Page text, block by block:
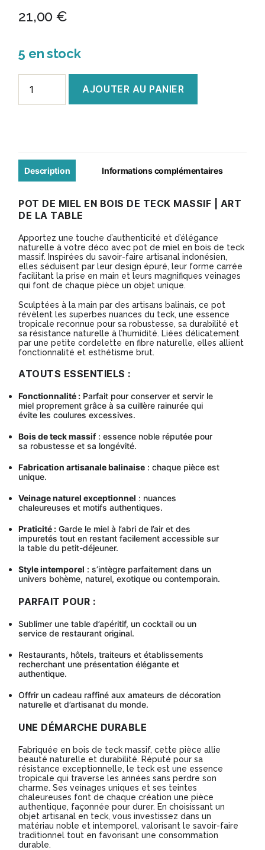
21,00 €
5 en stock
en
de
massif
-
Modèle
AJOUTER AU PANIER
Description Informations complémentaires
POT DE MIEL EN BOIS DE TECK MASSIF | ART
DE LA TABLE
Apportez une touche d’authenticité et d’élégance
naturelle à votre déco avec pot de miel en bois de teck
massif. Inspirées du savoir-faire artisanal indonésien,
elles séduisent par leur design épuré, leur forme carrée
facilitant la prise en main et leurs magnifiques veinages
qui font de chaque pièce un objet unique.
Sculptées à la main par des artisans balinais, ce pot
révèlent les superbes nuances du teck, une essence
tropicale reconnue pour sa robustesse, sa durabilité et
sa résistance naturelle à l’humidité. Liées délicatement
par une petite cordelette en fibre naturelle, elles allient
fonctionnalité et esthétisme brut.
ATOUTS ESSENTIELS :
Fonctionnalité : Parfait pour conserver et servir le
miel proprement grâce à sa cuillère rainurée qui
évite les coulures excessives.
Bois de teck massif: essence noble réputée pour
sa robustesse et sa longévité.
Fabrication artisanale balinaise : chaque pièce est
unique.
Veinage naturel exceptionnel : nuances
chaleureuses et motifs authentiques.
Praticité : Garde le miel à l’abri de l’air et des
impuretés tout en restant facilement accessible sur
la table du petit-déjeuner.
Style intemporel : s’intègre parfaitement dans un
univers bohème, naturel, exotique ou contemporain.
PARFAIT POUR :
Sublimer une table d’apéritif, un cocktail ou un
service de restaurant original.
Restaurants, hôtels, traiteurs et établissements
recherchant une présentation élégante et
authentique.
Offrir un cadeau raffiné aux amateurs de décoration
naturelle et d’artisanat du monde.
UNE DÉMARCHE DURABLE
Fabriquée en bois de teck massif, cette pièce allie
beauté naturelle et durabilité. Réputé pour sa
résistance exceptionnelle, le teck est une essence
tropicale qui traverse les années sans perdre son
charme. Ses veinages uniques et ses teintes
chaleureuses font de chaque création une pièce
authentique, façonnée pour durer. En choisissant un
objet artisanal en teck, vous investissez dans un
matériau noble et intemporel, valorisant le savoir-faire
traditionnel tout en favorisant une consommation
durable.